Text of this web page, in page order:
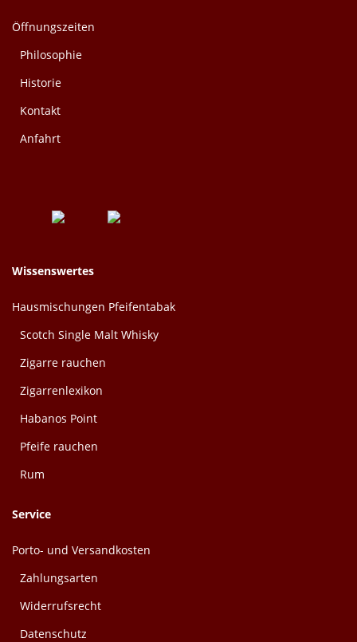
Öffnungszeiten
Philosophie
Historie
Kontakt
Anfahrt
Wissenswertes
Hausmischungen Pfeifentabak
Scotch Single Malt Whisky
Zigarre rauchen
Zigarrenlexikon
Habanos Point
Pfeife rauchen
Rum
Service
Porto- und Versandkosten
Zahlungsarten
Widerrufsrecht
Datenschutz